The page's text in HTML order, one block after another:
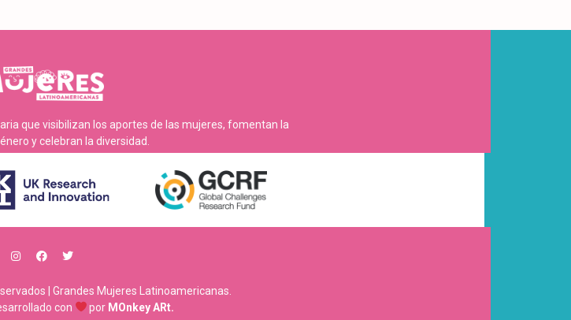
que visibilizan los aportes de las mujeres, fomentan la
y celebran la diversidad.
| Grandes Mujeres Latinoamericanas.
con
por MOnkey ARt.